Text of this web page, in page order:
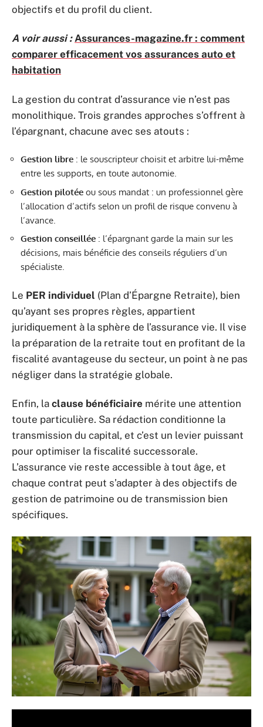
objectifs et du profil du client.
A voir aussi : Assurances-magazine.fr : comment
comparer efficacement vos assurances auto et
habitation
La gestion du contrat d’assurance vie n’est pas
monolithique. Trois grandes approches s’offrent à
l’épargnant, chacune avec ses atouts :
Gestion libre : le souscripteur choisit et arbitre lui-même
entre les supports, en toute autonomie.
Gestion pilotée ou sous mandat : un professionnel gère
l’allocation d’actifs selon un profil de risque convenu à
l’avance.
Gestion conseillée : l’épargnant garde la main sur les
décisions, mais bénéficie des conseils réguliers d’un
spécialiste.
Le PER individuel (Plan d’Épargne Retraite), bien
qu’ayant ses propres règles, appartient
juridiquement à la sphère de l’assurance vie. Il vise
la préparation de la retraite tout en profitant de la
fiscalité avantageuse du secteur, un point à ne pas
négliger dans la stratégie globale.
Enfin, la clause bénéficiaire mérite une attention
toute particulière. Sa rédaction conditionne la
transmission du capital, et c’est un levier puissant
pour optimiser la fiscalité successorale.
L’assurance vie reste accessible à tout âge, et
chaque contrat peut s’adapter à des objectifs de
gestion de patrimoine ou de transmission bien
spécifiques.